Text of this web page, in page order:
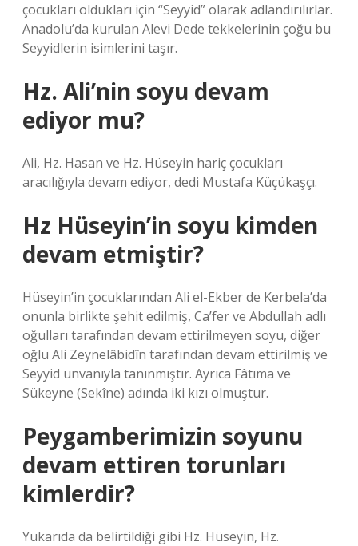
çocukları oldukları için “Seyyid” olarak adlandırılırlar.
Anadolu’da kurulan Alevi Dede tekkelerinin çoğu bu
Seyyidlerin isimlerini taşır.
Hz. Ali’nin soyu devam
ediyor mu?
Ali, Hz. Hasan ve Hz. Hüseyin hariç çocukları
aracılığıyla devam ediyor, dedi Mustafa Küçükaşçı.
Hz Hüseyin’in soyu kimden
devam etmiştir?
Hüseyin’in çocuklarından Ali el-Ekber de Kerbela’da
onunla birlikte şehit edilmiş, Ca’fer ve Abdullah adlı
oğulları tarafından devam ettirilmeyen soyu, diğer
oğlu Ali Zeynelâbidîn tarafından devam ettirilmiş ve
Seyyid unvanıyla tanınmıştır. Ayrıca Fâtıma ve
Sükeyne (Sekîne) adında iki kızı olmuştur.
Peygamberimizin soyunu
devam ettiren torunları
kimlerdir?
Yukarıda da belirtildiği gibi Hz. Hüseyin, Hz.